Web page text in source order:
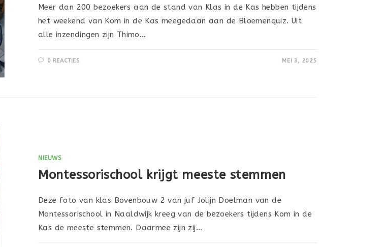
Meer dan 200 bezoekers aan de stand van Klas in de Kas hebben tijdens
het weekend van Kom in de Kas meegedaan aan de Bloemenquiz. Uit
alle inzendingen zijn Thimo…
0 REACTIES MEI 3, 2025
NIEUWS
Montessorischool krijgt meeste stemmen
Deze foto van klas Bovenbouw 2 van juf Jolijn Doelman van de
Montessorischool in Naaldwijk kreeg van de bezoekers tijdens Kom in de
Kas de meeste stemmen. Daarmee zijn zij…